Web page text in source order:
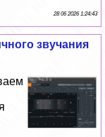
28 06 2026 1:24:43
звучания